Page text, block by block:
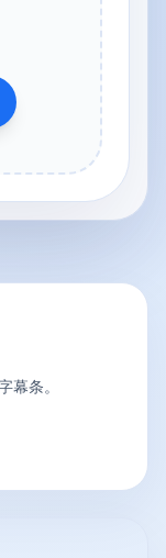
幕条。